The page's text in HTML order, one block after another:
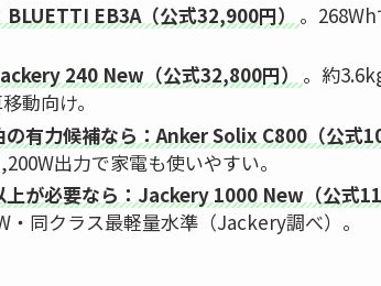
EB3A（公式32,900円） 。
240 New（公式32,800円） 。約
動向け。
の有力候補なら：Anker Solix C800（公式
出力で家電も使いやすい。
が必要なら：Jackery 1000 New（公式
・同クラス最軽量水準（Jackery調べ）。